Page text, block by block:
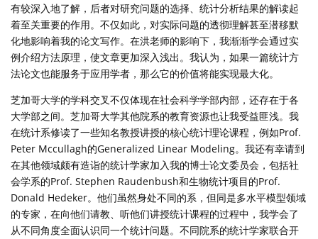
有较深入地了解，后者对研究问题的选择、统计分析结果的解读起
着至关重要的作用。不仅如此，对实际问题的透彻理解甚至潜移默
化地影响着我的论文写作。在洪老师的影响下，我渐渐学会通过实
例介绍方法原理，使文章更加深入浅出。我认为，如果一篇统计方
法论文也能服务于应用学者，那么它的价值将能实现最大化。
芝加哥大学的学科交叉不仅体现在社会科学学部内部，还存在于各
大学部之间。芝加哥大学其他院系的教育资源也让我受益匪浅。我
在统计系修读了一些知名教授讲授的核心统计理论课程，例如Prof.
Peter Mccullagh的Generalized Linear Modeling。我还有幸请到
在其他领域颇有造诣的统计学家加入我的博士论文委员会，包括社
会学系的Prof. Stephen Raudenbush和生物统计项目的Prof.
Donald Hedeker。他们虽然身处不同的系，但同是多水平模型领域
的专家，在向他们请教、听他们讲授统计课程的过程中，我学会了
从不同角度全面认识同一个统计问题。不同院系的统计学家联合开